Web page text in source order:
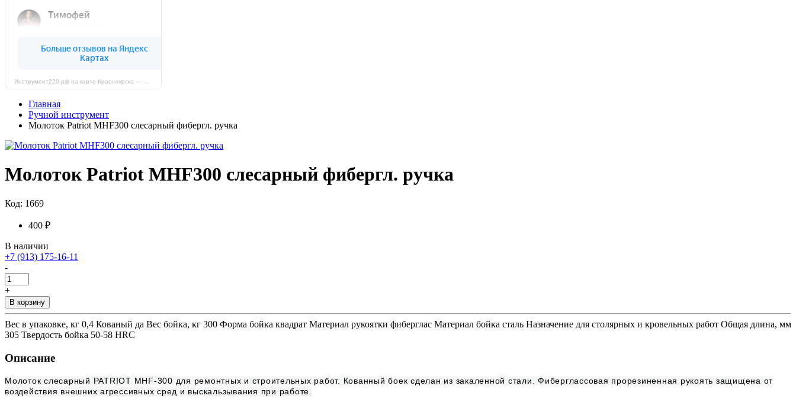
Главная
Ручной инструмент
Молоток Patriot MHF300 слесарный фибергл. ручка
Молоток Patriot MHF300 слесарный фибергл. ручка
Код: 1669
400 ₽
В наличии
+7 (913) 175-16-11
-
+
В корзину
Вес в упаковке, кг 0,4 Кованый да Вес бойка, кг 300 Форма бойка квадрат Материал рукоятки фиберглас Материал бойка сталь Назначение для столярных и кровельных работ Общая длина, мм
305 Твердость бойка 50-58 HRC
Описание
Молоток слесарный PATRIOT MHF-300 для ремонтных и строительных работ. Кованный боек сделан из закаленной стали. Фиберглассовая прорезиненная рукоять защищена от
воздействия внешних агрессивных сред и выскальзывания при работе.